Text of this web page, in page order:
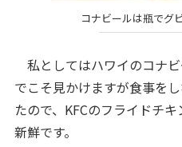
コナビールは瓶でグ
私としてはハワイのコナ
でこそ見かけますが食事を
たので、KFCのフライドチ
新鮮です。